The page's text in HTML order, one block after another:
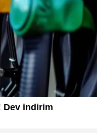
Dev indirim